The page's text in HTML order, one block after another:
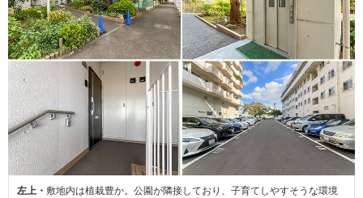
左上・ 敷地内は植栽豊か。公園が隣接しており、子育てしやすそうな環境